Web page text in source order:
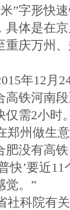
米”字形快
具体是在
重庆万州
年12月
高铁河南
仅需2小时
郑州做生
肥没有高
快’要近
觉。”
社科院有